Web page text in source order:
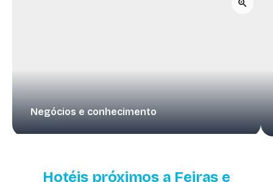
Negócios e conhecimento
Hotéis próximos a Feiras e